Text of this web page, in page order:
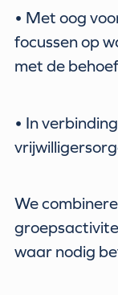
• Met oog
focussen op
met de
• In
We
waar nodig